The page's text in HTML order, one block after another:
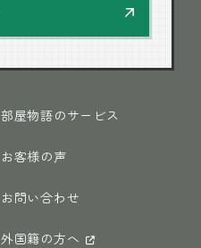
部屋物語のサービス
お客様の声
お問い合わせ
外国籍の方へ